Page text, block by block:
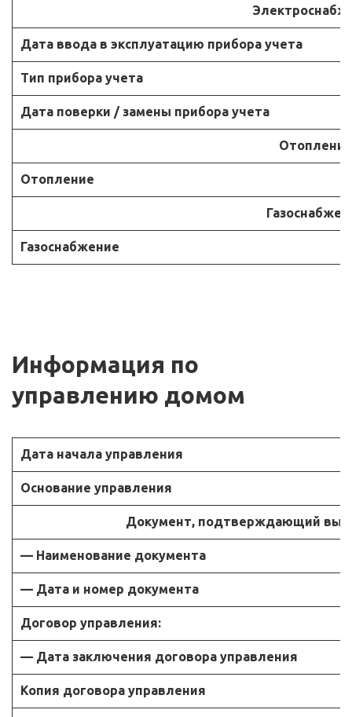
Дата ввода в эксплуатацию прибора учета
Тип прибора учета
Дата поверки / замены прибора учета
Отопление
Отопление
Газоснабжение
Информация по
управлению домом
Дата начала управления
Основание управления
Документ, подтверждающий
— Наименование документа
— Дата и номер документа
Договор управления:
— Дата заключения договора управления
Копия договора управления